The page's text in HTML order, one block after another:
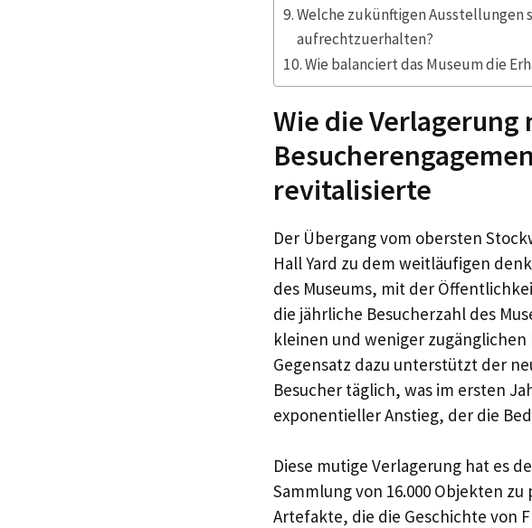
Welche zukünftigen Ausstellungen
aufrechtzuerhalten?
Wie balanciert das Museum die
Wie die Verlagerung
revitalisierte
Der Übergang vom obersten
Hall Yard zu dem weitläufigen
des Museums, mit der
die jährliche Besucherzahl des
kleinen und weniger
Gegensatz dazu unterstützt der
Besucher täglich, was im ersten
exponentieller Anstieg, der die
Diese mutige Verlagerung hat es
Sammlung von 16.000 Objekten
Artefakte, die die Geschichte von